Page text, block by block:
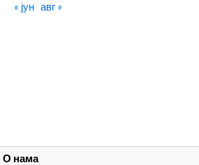
« јун авг »
О нама